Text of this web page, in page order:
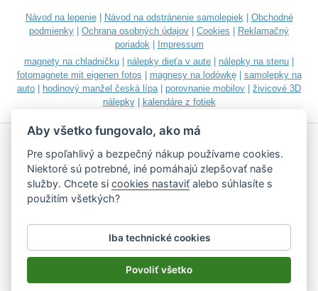
Návod na lepenie| Návod na odstránenie samolepiek| Obchodné
podmienky
Ochrana osobných údajov Cookies
Reklamačný
poriadok|
Impressum
magnety na chladničku
nálepky dieťa v aute nálepky na stenu
fotomagnete mit eigenen fotos
magnesy na lodówkę| samolepky na
auto
hodinový manžel česká lípa| porovnanie mobilov
živicové 3D
nálepky| kalendáre z fotiek
Akceptujeme všetky bežné platobné karty
Podľa zákona o evidencii tržieb je predávajúci povinný vystaviť
kupujúcemu účtenku.
Zároveň je povinný zaevidovať prijatú tržbu u správcu dane on-line; v
prípade technického výpadku potom najneskôr do 48 hodín.
Aby všetko fungovalo, ako má
Pre spoľahlivý a bezpečný nákup používame cookies.
Niektoré sú potrebné, iné pomáhajú zlepšovať naše
služby. Chcete sicookies nastaviť alebo súhlasíte s
použitím všetkých?
Iba technické cookies
Povoliť všetko